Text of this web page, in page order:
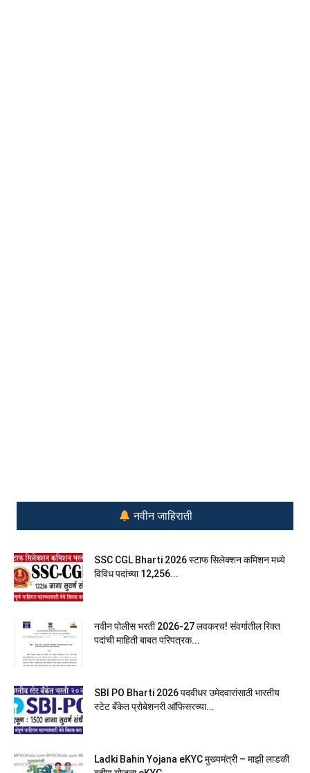
नवीन जाहिराती
SSC CGL Bharti 2026 स्टाफ सिलेक्शन कमिशन मध्ये
विविध पदांच्या 12,256...
नवीन पोलीस भरती 2026-27 लवकरच! संवर्गातील रिक्त
पदांची माहिती बाबत परिपत्रक...
SBI PO Bharti 2026 पदवीधर उमेदवारांसाठी भारतीय
स्टेट बँकेत प्रोबेशनरी आ‍ॅफिसरच्या...
Ladki Bahin Yojana eKYC मुख्यमंत्री – माझी लाडकी